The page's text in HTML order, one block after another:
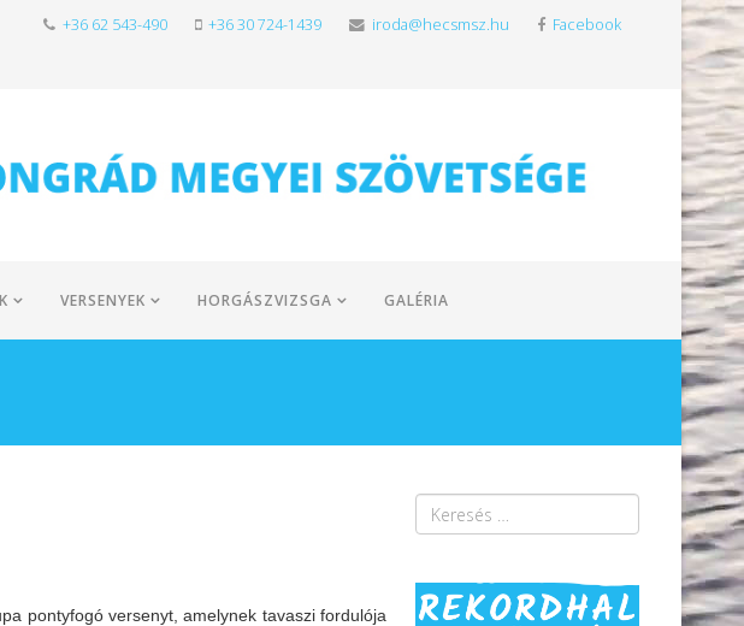
+36 62 543-490 +36 30 724-1439 iroda@hecsmsz.hu Facebook
VERSENYEK HORGÁSZVIZSGA GALÉRIA
pontyfogó versenyt, amelynek tavaszi fordulója